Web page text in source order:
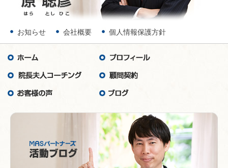
お知らせ 会社概要 個人情報保護方針